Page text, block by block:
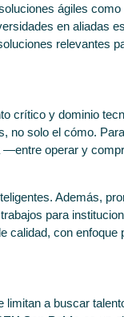
ágiles
en aliadas
relevantes
crítico y dominio
no solo el cómo.
—entre operar y
Además,
para
calidad, con
a buscar